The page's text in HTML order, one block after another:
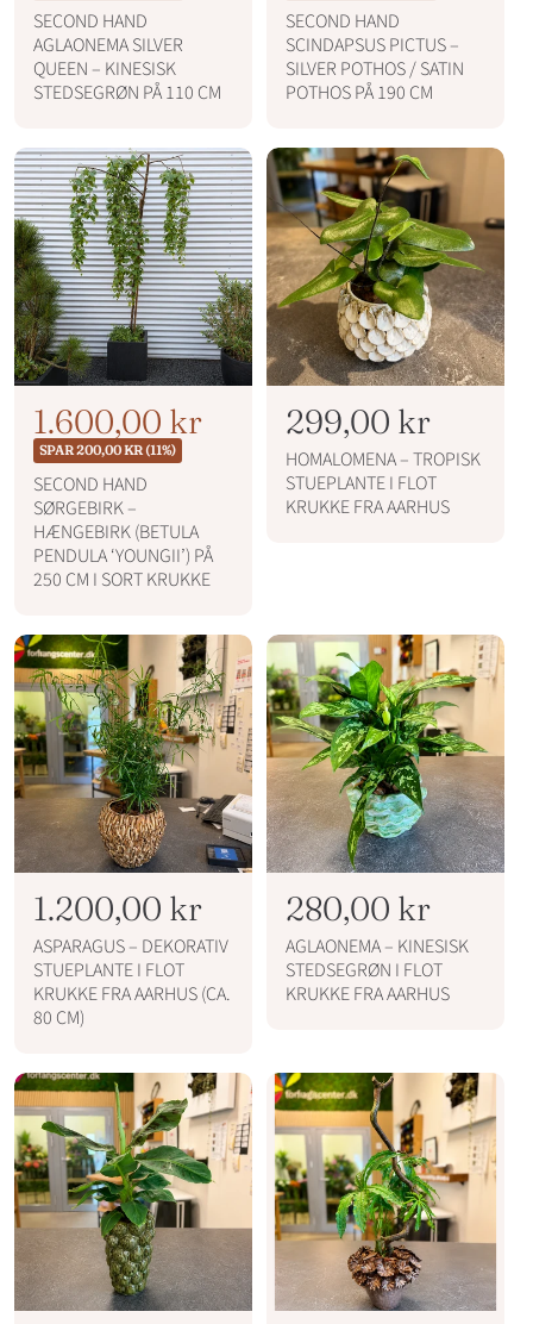
r
m
a
l
i
s
l
b
u
s
p
r
i
s
SECOND HAND
AGLAONEMA SILVER
QUEEN – KINESISK
STEDSEGRØN PÅ 110 CM
r
m
a
l
i
s
l
b
u
s
p
r
i
s
SECOND HAND
SCINDAPSUS PICTUS –
SILVER POTHOS / SATIN
POTHOS PÅ 190 CM
N
o
r
m
a
l
p
i
s
T
i
l
b
u
d
p
r
i
s
1.600,00 kr
SPAR 200,00 KR (11%)
SECOND HAND
SØRGEBIRK –
HÆNGEBIRK (BETULA
PENDULA ‘YOUNGII’) PÅ
250 CM I SORT KRUKKE
N
o
r
m
r
i
s
299,00 kr
HOMALOMENA – TROPISK
STUEPLANTE I FLOT
KRUKKE FRA AARHUS
N
o
r
m
l
p
r
i
s
1.200,00 kr
ASPARAGUS – DEKORATIV
STUEPLANTE I FLOT
KRUKKE FRA AARHUS (CA.
80 CM)
N
o
r
m
l
p
r
i
s
280,00 kr
AGLAONEMA – KINESISK
STEDSEGRØN I FLOT
KRUKKE FRA AARHUS